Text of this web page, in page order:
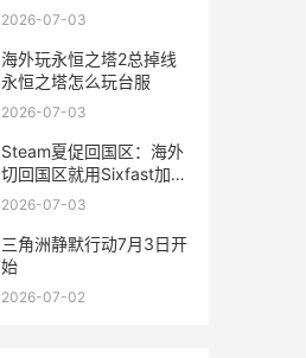
结果
2026-07-03
海外玩永恒之塔2总掉线
永恒之塔怎么玩台服
2026-07-03
Steam夏促回国区：海外
切回国区就用Sixfast加速
器 内附兑换码k68 steam
2026-07-03
三角洲静默行动7月3日开
始
2026-07-02